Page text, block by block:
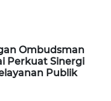
Ombudsman
Perkuat Sinergi
Publik